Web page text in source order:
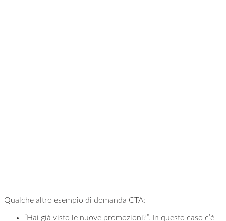
Qualche altro esempio di domanda CTA:
“Hai già visto le nuove promozioni?”. In questo caso c’è